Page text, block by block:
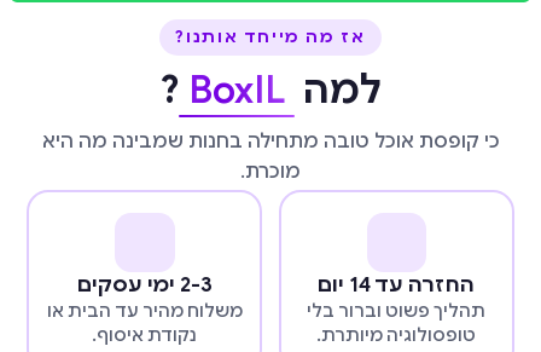
אז מה מייחד אותנו?
למה BoxIL
?
כי קופסת אוכל טובה מתחילה בחנות שמבינה מה היא
מוכרת.
החזרה עד 14 יום
תהליך פשוט וברור בלי
טופסולוגיה מיותרת.
2-3 ימי עסקים
משלוח מהיר עד הבית או
נקודת איסוף.